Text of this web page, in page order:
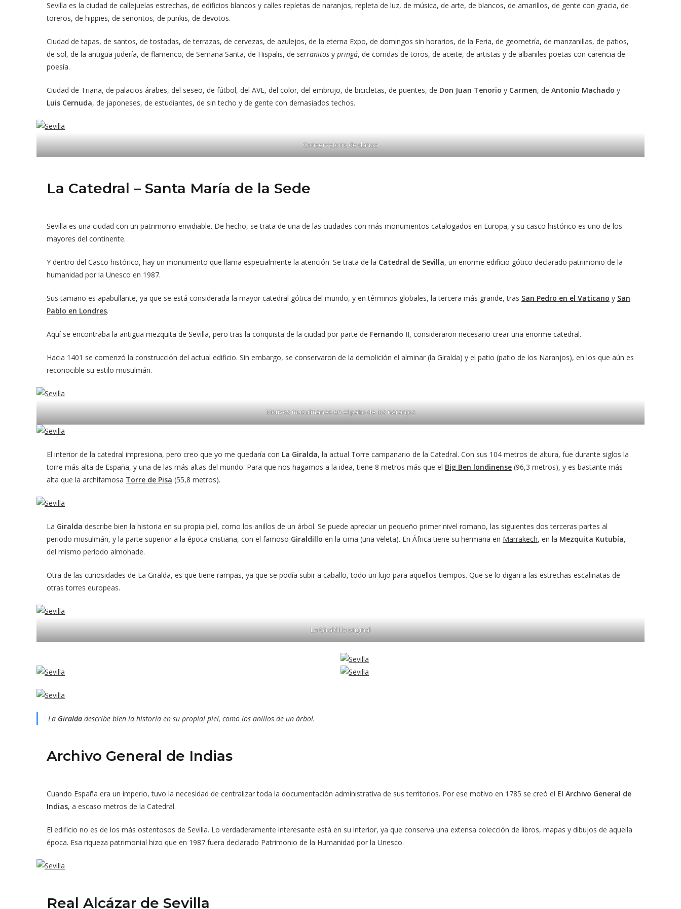
Sevilla es la ciudad de callejuelas estrechas, de edificios blancos y calles repletas de naranjos, repleta de luz, de música, de arte, de blancos, de amarillos, de gente con gracia, de
toreros, de hippies, de señoritos, de punkis, de devotos.
Ciudad de tapas, de santos, de tostadas, de terrazas, de cervezas, de azulejos, de la eterna Expo, de domingos sin horarios, de la Feria, de geometría, de manzanillas, de patios,
de sol, de la antigua judería, de flamenco, de Semana Santa, de Hispalis, de serranitos y pringá, de corridas de toros, de aceite, de artistas y de albañiles poetas con carencia de
poesía.
Ciudad de Triana, de palacios árabes, del seseo, de fútbol, del AVE, del color, del embrujo, de bicicletas, de puentes, de Don Juan Tenorio y Carmen, de Antonio Machado y
Luis Cernuda, de japoneses, de estudiantes, de sin techo y de gente con demasiados techos.
Conservatorio de danza
La Catedral – Santa María de la Sede
Sevilla es una ciudad con un patrimonio envidiable. De hecho, se trata de una de las ciudades con más monumentos catalogados en Europa, y su casco histórico es uno de los
mayores del continente.
Y dentro del Casco histórico, hay un monumento que llama especialmente la atención. Se trata de la Catedral de Sevilla, un enorme edificio gótico declarado patrimonio de la
humanidad por la Unesco en 1987.
Sus tamaño es apabullante, ya que se está considerada la mayor catedral gótica del mundo, y en términos globales, la tercera más grande, tras San Pedro en el Vaticano y San
Pablo en Londres.
Aquí se encontraba la antigua mezquita de Sevilla, pero tras la conquista de la ciudad por parte de Fernando II, consideraron necesario crear una enorme catedral.
Hacia 1401 se comenzó la construcción del actual edificio. Sin embargo, se conservaron de la demolición el alminar (la Giralda) y el patio (patio de los Naranjos), en los que aún es
reconocible su estilo musulmán.
Motivos musulmanes en el patio de los naranjos
El interior de la catedral impresiona, pero creo que yo me quedaría con La Giralda, la actual Torre campanario de la Catedral. Con sus 104 metros de altura, fue durante siglos la
torre más alta de España, y una de las más altas del mundo. Para que nos hagamos a la idea, tiene 8 metros más que el Big Ben londinense (96,3 metros), y es bastante más
alta que la archifamosa Torre de Pisa (55,8 metros).
La Giralda describe bien la historia en su propia piel, como los anillos de un árbol. Se puede apreciar un pequeño primer nivel romano, las siguientes dos terceras partes al
periodo musulmán, y la parte superior a la época cristiana, con el famoso Giraldillo en la cima (una veleta). En África tiene su hermana en Marrakech, en la Mezquita Kutubía,
del mismo periodo almohade.
Otra de las curiosidades de La Giralda, es que tiene rampas, ya que se podía subir a caballo, todo un lujo para aquellos tiempos. Que se lo digan a las estrechas escalinatas de
otras torres europeas.
La Giraldilla original
La Giralda describe bien la historia en su propial piel, como los anillos de un árbol.
Archivo General de Indias
Cuando España era un imperio, tuvo la necesidad de centralizar toda la documentación administrativa de sus territorios. Por ese motivo en 1785 se creó el El Archivo General de
Indias, a escaso metros de la Catedral.
El edificio no es de los más ostentosos de Sevilla. Lo verdaderamente interesante está en su interior, ya que conserva una extensa colección de libros, mapas y dibujos de aquella
época. Esa riqueza patrimonial hizo que en 1987 fuera declarado Patrimonio de la Humanidad por la Unesco.
Real Alcázar de Sevilla